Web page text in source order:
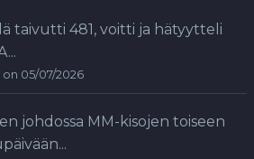
taivutti 481, voitti ja hätyytteli
05/07/2026
johdossa MM-kisojen toiseen